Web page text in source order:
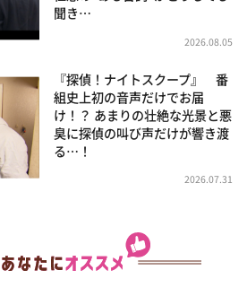
聞き…
2026.08.05
『探偵！ナイトスクープ』 番
組史上初の音声だけでお届
け！？ あまりの壮絶な光景と悪
臭に探偵の叫び声だけが響き渡
る…！
2026.07.31